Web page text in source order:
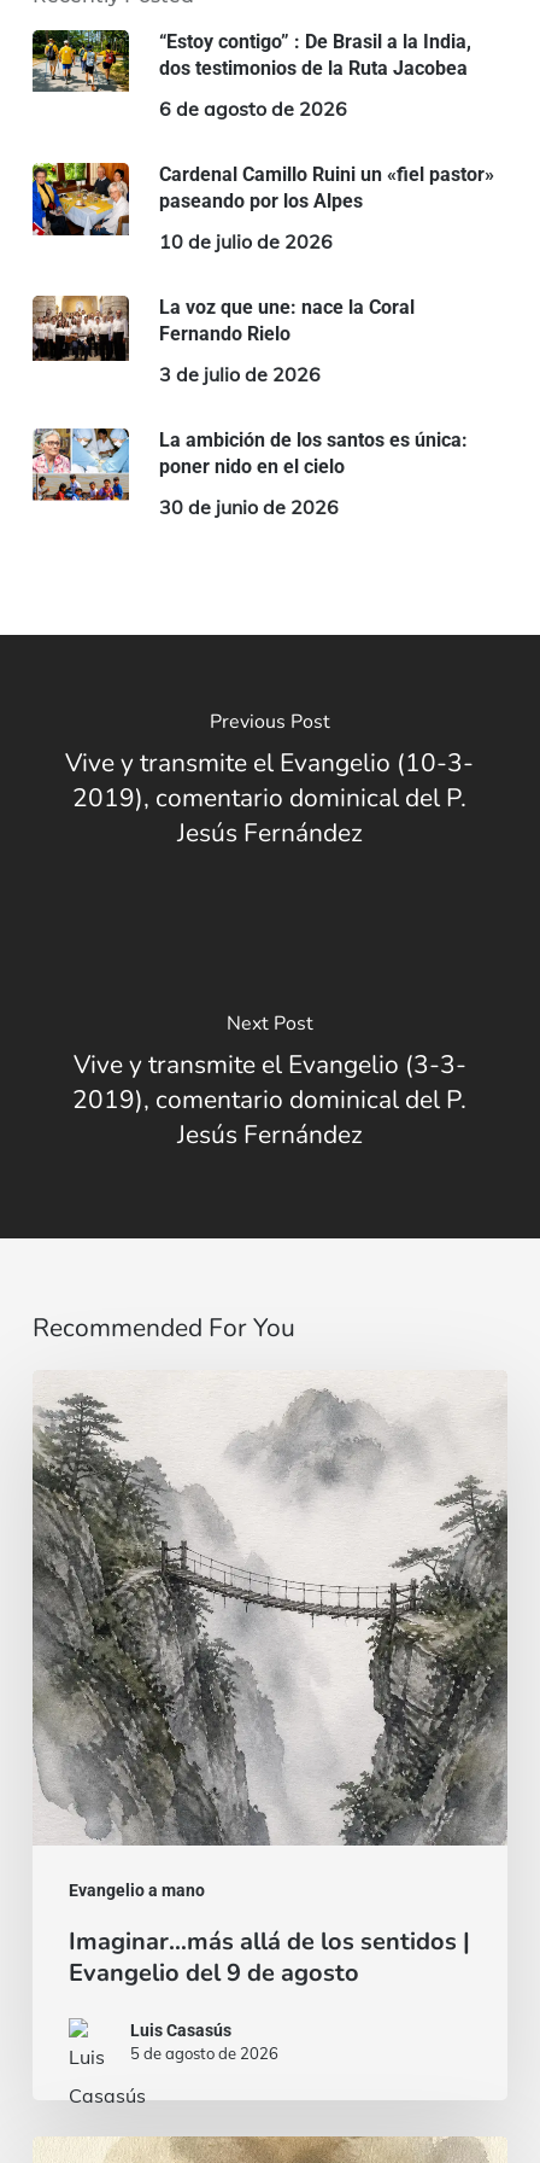
“Estoy contigo” : De Brasil a la India,
dos testimonios de la Ruta Jacobea
6 de agosto de 2026
Cardenal Camillo Ruini un «fiel pastor»
paseando por los Alpes
10 de julio de 2026
La voz que une: nace la Coral
Fernando Rielo
3 de julio de 2026
La ambición de los santos es única:
poner nido en el cielo
30 de junio de 2026
Previous Post
Vive y transmite el Evangelio (10-3-
2019), comentario dominical del P.
Jesús Fernández
Next Post
Vive y transmite el Evangelio (3-3-
2019), comentario dominical del P.
Jesús Fernández
Recommended For You
Evangelio a mano
Imaginar…
más
allá
de
los
sentidos
|
Evangelio
del
9
de
agosto
Imaginar…más allá de los sentidos |
Evangelio del 9 de agosto
Luis Casasús
5 de agosto de 2026
Pan